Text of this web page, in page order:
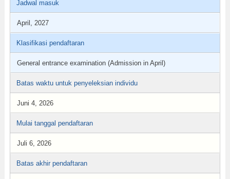
Jadwal masuk
April, 2027
Klasifikasi pendaftaran
General entrance examination (Admission in April)
Batas waktu untuk penyeleksian individu
Juni 4, 2026
Mulai tanggal pendaftaran
Juli 6, 2026
Batas akhir pendaftaran